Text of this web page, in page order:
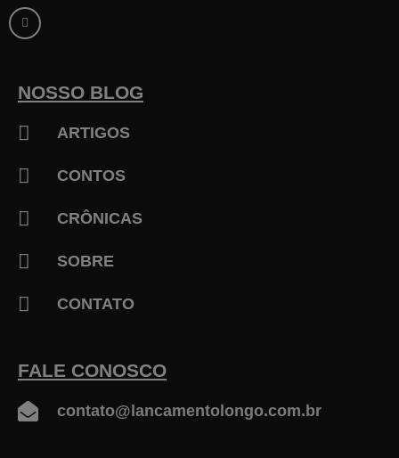
a
c
e
k
-
NOSSO BLOG
ARTIGOS
CONTOS
CRÔNICAS
SOBRE
CONTATO
FALE CONOSCO
contato@lancamentolongo.com.br